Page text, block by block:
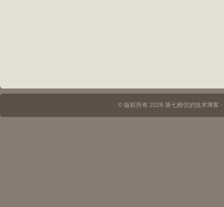
© 版权所有 2026 第七根弦的技术博客